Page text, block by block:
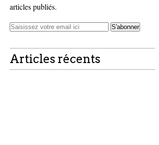
articles publiés.
Articles récents